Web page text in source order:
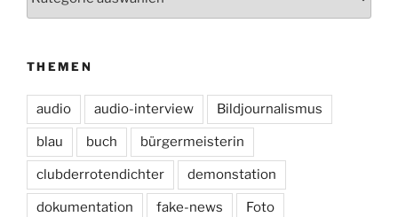
Blogs
THEMEN
audio audio-interview Bildjournalismus
blau buch bürgermeisterin
clubderrotendichter demonstation
dokumentation fake-news Foto